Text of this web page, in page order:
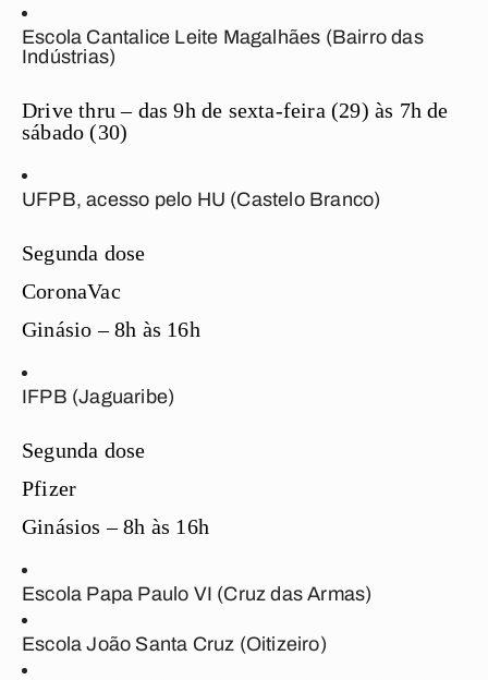
Escola Cantalice Leite Magalhães (Bairro das
Indústrias)
Drive thru – das 9h de sexta-feira (29) às 7h de
sábado (30)
UFPB, acesso pelo HU (Castelo Branco)
Segunda dose
CoronaVac
Ginásio – 8h às 16h
IFPB (Jaguaribe)
Segunda dose
Pfizer
Ginásios – 8h às 16h
Escola Papa Paulo VI (Cruz das Armas)
Escola João Santa Cruz (Oitizeiro)